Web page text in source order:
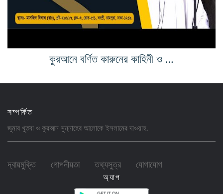
কুরআনে বর্ণিত কারুনের কাহিনী ও শিক্ষা
সম্পর্কিত
জুমার খুতবা ও কুরআন সুন্নাহের আলোকে ইসলামের দাওয়াহ.
দ্বায়মুক্তি গোপনীয়তা তথ্যসুত্র যোগাযোগ
অ্যাপ